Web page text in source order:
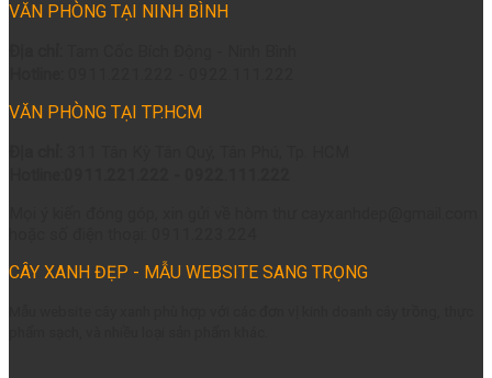
VĂN PHÒNG TẠI NINH BÌNH
VĂN PHÒNG TẠI TP.HCM
CÂY XANH ĐẸP - MẪU WEBSITE SANG TRỌNG